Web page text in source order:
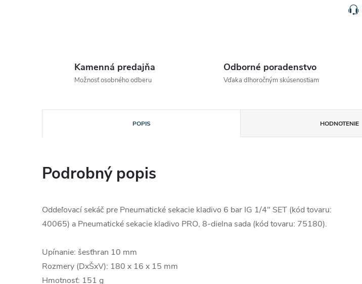
Kamenná predajňa
Možnosť osobného odberu
Odborné poradenstvo
Vďaka dlhoročným skúsenostiam
POPIS HODNOTENIE
Podrobný popis
Oddeľovací sekáč pre Pneumatické sekacie kladivo 6 bar IG 1/4" SET (kód tovaru:
40065) a Pneumatické sekacie kladivo PRO, 8-dielna sada (kód tovaru: 75180).
Upínanie: šesťhran 10 mm
Rozmery (DxŠxV): 180 x 16 x 15 mm
Hmotnosť: 151 g